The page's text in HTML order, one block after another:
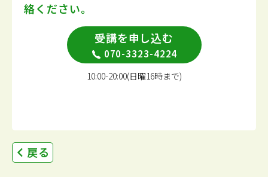
絡ください。
受講を申し込む
070-3323-4224
10:00-20:00(日曜16時まで)
戻る